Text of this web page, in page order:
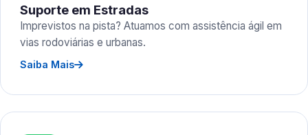
Suporte em Estradas
Imprevistos na pista? Atuamos com assistência ágil em
vias rodoviárias e urbanas.
Saiba Mais